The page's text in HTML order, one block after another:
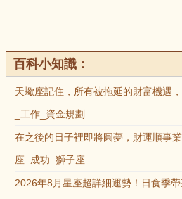
百科小知識：
天蠍座記住，所有被拖延的財富機遇
_工作_資金規劃
在之後的日子裡即將圓夢，財運順事
座_成功_獅子座
2026年8月星座超詳細運勢！日食季